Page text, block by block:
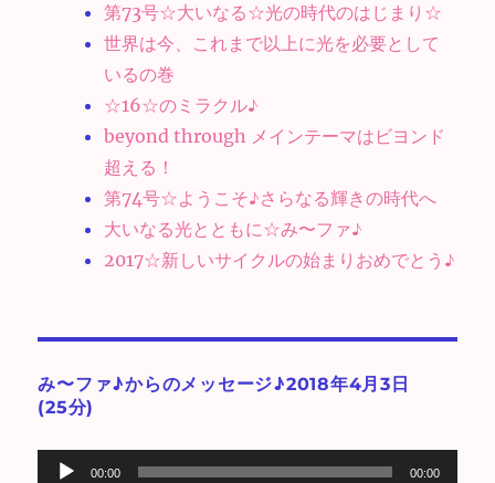
第73号☆大いなる☆光の時代のはじまり☆
世界は今、これまで以上に光を必要として
いるの巻
☆16☆のミラクル♪
beyond through メインテーマはビヨンド
超える！
第74号☆ようこそ♪さらなる輝きの時代へ
大いなる光とともに☆み〜ファ♪
2017☆新しいサイクルの始まりおめでとう♪
み〜ファ♪からのメッセージ♪2018年4月3日
(25分)
00:00 00:00